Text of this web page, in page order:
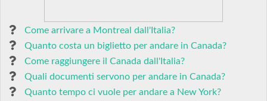
Come arrivare a Montreal dall'Italia?
Quanto costa un biglietto per andare in Canada?
Come raggiungere il Canada dall'Italia?
Quali documenti servono per andare in Canada?
Quanto tempo ci vuole per andare a New York?